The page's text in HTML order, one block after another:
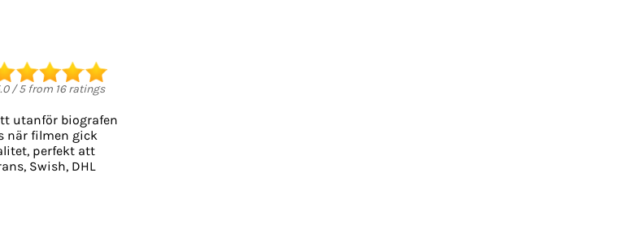
/5from 16ratings
utanför biografen
när filmen gick
perfekt att
Swish, DHL